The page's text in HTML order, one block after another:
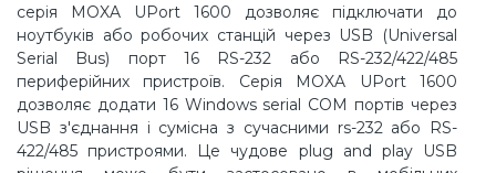
серія MOXA UPort 1600 дозволяє підключати до
ноутбуків або робочих станцій через USB (Universal
Serial Bus) порт 16 RS-232 або RS-232/422/485
периферійних пристроїв. Серія MOXA UPort 1600
дозволяє додати 16 Windows serial COM портів через
USB з'єднання і сумісна з сучасними rs-232 або RS-
422/485 пристроями. Це чудове plug and play USB